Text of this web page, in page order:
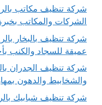
الشركات والمكاتب
عميقة للسجاد والكنب
والشخابيط والدهون بمهارة 100% اتصل